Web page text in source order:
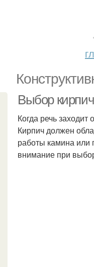
Выбор
Когда речь
Кирпич должен
работы камина или
внимание при